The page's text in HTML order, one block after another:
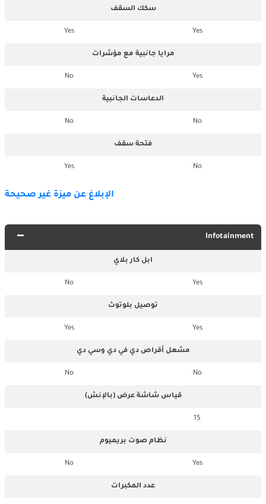
سكك السقف
Yes
Yes
مرايا جانبية مع مؤشرات
Yes
No
الدعاسات الجانبية
No
No
فتحة سقف
No
Yes
الإبلاغ عن ميزة غير صحيحة
Infotainment
ابل كار بلاي
Yes
No
توصيل بلوتوث
Yes
Yes
مشعل أقراص دي في دي وسي دي
No
No
قياس شاشة عرض (بالإنش)
15
نظام صوت بريميوم
Yes
No
عدد المكبرات